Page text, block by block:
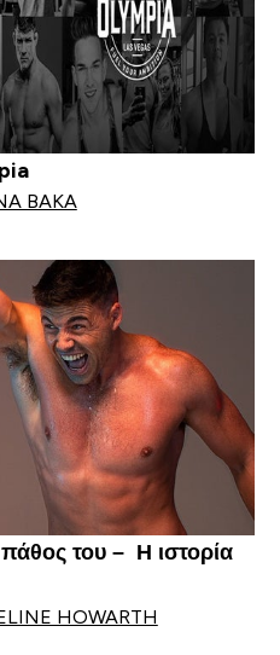
BAKA
του – Η ιστορία
HOWARTH